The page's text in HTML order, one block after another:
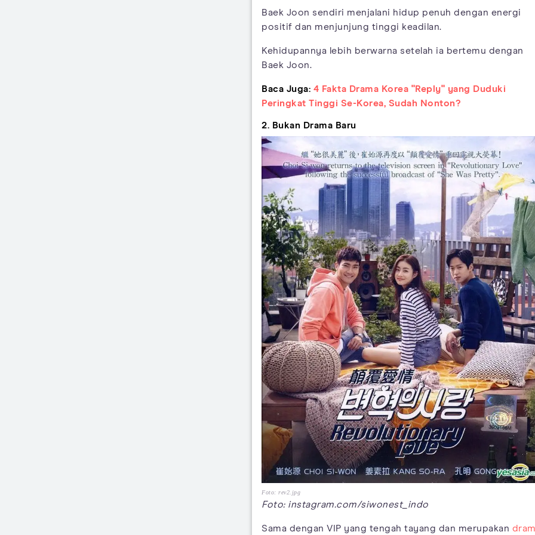
Baek Joon sendiri menjalani hidup penuh dengan energi
positif dan menjunjung tinggi keadilan.
Kehidupannya lebih berwarna setelah ia bertemu dengan
Baek Joon.
Baca Juga: 4 Fakta Drama Korea "Reply" yang Duduki
Peringkat Tinggi Se-Korea, Sudah Nonton?
2. Bukan Drama Baru
Foto: rev2.jpg
Foto: instagram.com/siwonest_indo
Sama dengan VIP yang tengah tayang dan merupakan